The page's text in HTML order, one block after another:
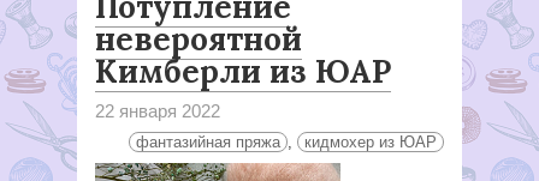
невероятной
Кимберли из ЮАР
22 января 2022
фантазийная пряжа , кидмохер из ЮАР